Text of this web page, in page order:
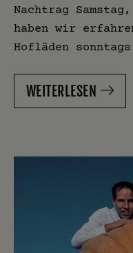
Nachtrag
haben wir
Hofläden
WEITERLESEN